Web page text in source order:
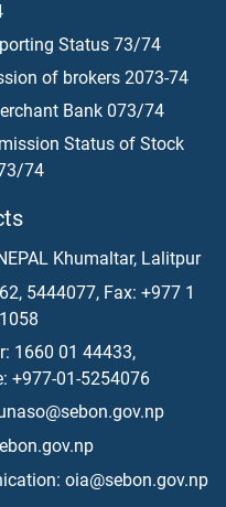
Status 73/74
of brokers 2073-74
Bank 073/74
Status of Stock
74
Khumaltar, Lalitpur
5444077, Fax: +977 1
1660 01 44433,
+977-01-5254076
oia@sebon.gov.np